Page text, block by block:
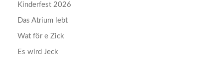
Kinderfest 2026
Das Atrium lebt
Wat för e Zick
Es wird Jeck